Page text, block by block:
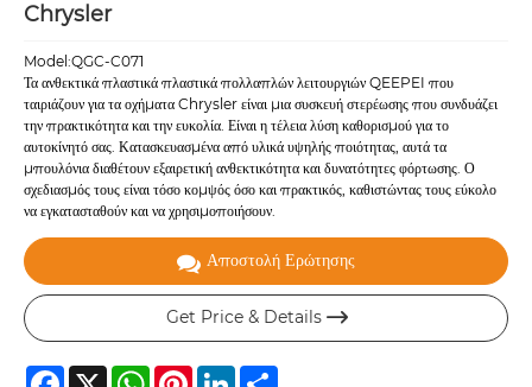
Chrysler
Model:QGC-C071
Τα ανθεκτικά πλαστικά πλαστικά πολλαπλών λειτουργιών QEEPEI που
ταιριάζουν για τα οχήματα Chrysler είναι μια συσκευή στερέωσης που συνδυάζει
την πρακτικότητα και την ευκολία. Είναι η τέλεια λύση καθορισμού για το
αυτοκίνητό σας. Κατασκευασμένα από υλικά υψηλής ποιότητας, αυτά τα
μπουλόνια διαθέτουν εξαιρετική ανθεκτικότητα και δυνατότητες φόρτωσης. Ο
σχεδιασμός τους είναι τόσο κομψός όσο και πρακτικός, καθιστώντας τους εύκολο
να εγκατασταθούν και να χρησιμοποιήσουν.
Αποστολή Ερώτησης
Get Price & Details 
Facebook
X WhatsAppPinterestLinkedIn